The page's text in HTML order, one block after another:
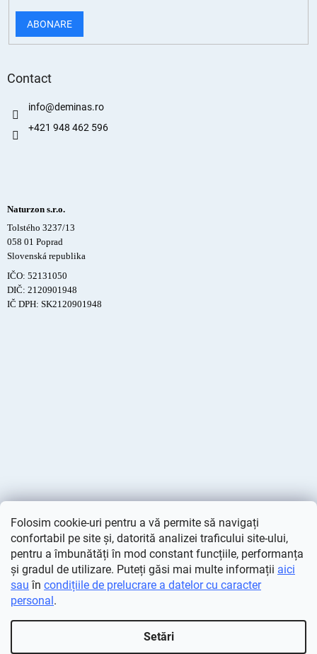
Folosim cookie-uri pentru a vă permite să navigați
confortabil pe site și, datorită analizei traficului site-ului,
pentru a îmbunătăți în mod constant funcțiile, performanța
și gradul de utilizare. Puteți găsi mai multe informații aici
sau în condițiile de prelucrare a datelor cu caracter
personal.
Setări
ABONARE
Contact
info@deminas.ro
+421 948 462 596
Naturzon s.r.o.
Tolstého 3237/13
058 01 Poprad
Slovenská republika
IČO: 52131050
DIČ: 2120901948
IČ DPH: SK2120901948